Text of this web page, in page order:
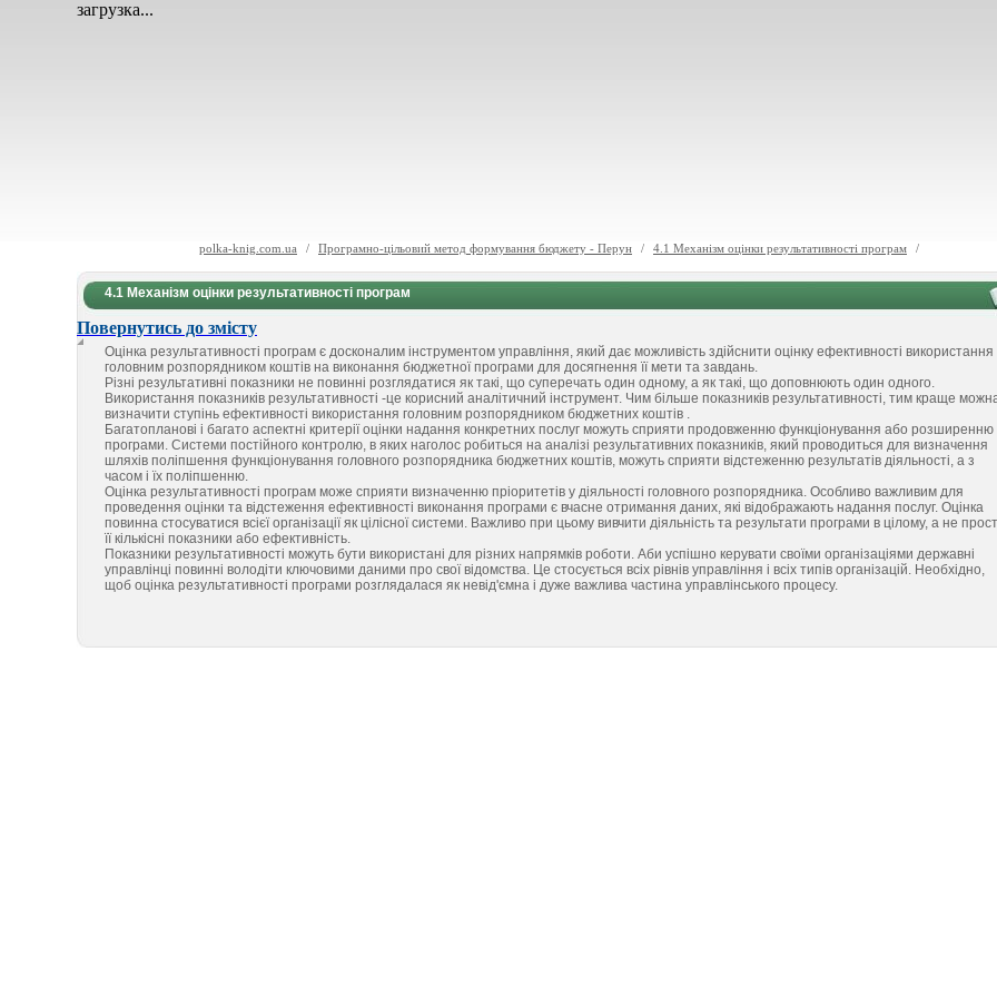
загрузка...
polka-knig.com.ua / Програмно-цільовий метод формування бюджету - Перун / 4.1 Механізм оцінки результативності програм /
4.1 Механізм оцінки результативності програм
Повернутись до змісту
Оцінка результативності програм є досконалим інструментом управління, який дає можливість здійснити оцінку ефективності використання
головним розпорядником коштів на виконання бюджетної програми для досягнення її мети та завдань.
Різні результативні показники не повинні розглядатися як такі, що суперечать один одному, а як такі, що доповнюють один одного.
Використання показників результативності -це корисний аналітичний інструмент. Чим більше показників результативності, тим краще
визначити ступінь ефективності використання головним розпорядником бюджетних коштів .
Багатопланові і багато аспектні критерії оцінки надання конкретних послуг можуть сприяти продовженню функціонування або розширенню
програми. Системи постійного контролю, в яких наголос робиться на аналізі результативних показників, який проводиться для визначення
шляхів поліпшення функціонування головного розпорядника бюджетних коштів, можуть сприяти відстеженню результатів діяльності, а з
часом і їх поліпшенню.
Оцінка результативності програм може сприяти визначенню пріоритетів у діяльності головного розпорядника. Особливо важливим для
проведення оцінки та відстеження ефективності виконання програми є вчасне отримання даних, які відображають надання послуг. Оцінка
повинна стосуватися всієї організації як цілісної системи. Важливо при цьому вивчити діяльність та результати програми в цілому, а не
її кількісні показники або ефективність.
Показники результативності можуть бути використані для різних напрямків роботи. Аби успішно керувати своїми організаціями державні
управлінці повинні володіти ключовими даними про свої відомства. Це стосується всіх рівнів управління і всіх типів організацій. Необхідно,
щоб оцінка результативності програми розглядалася як невід'ємна і дуже важлива частина управлінського процесу.